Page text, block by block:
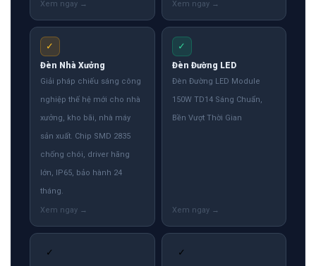
✓
Đèn Nhà Xưởng
Giải pháp chiếu sáng công
nghiệp thế hệ mới cho nhà
xưởng, kho bãi, nhà máy
sản xuất. Chip SMD 2835
chống chói, driver hãng
lớn, IP65, bảo hành 24
tháng.
✓
Đèn Đường LED
Đèn Đường LED Module
150W TD14 Sáng Chuẩn,
Bền Vượt Thời Gian
✓ ✓